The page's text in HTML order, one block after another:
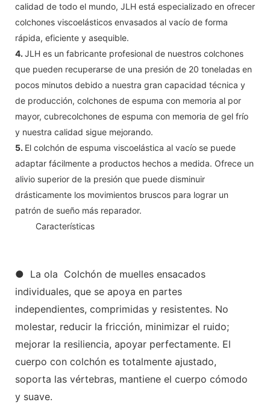
calidad de todo el mundo, JLH está especializado en ofrecer
colchones viscoelásticos envasados ​​al vacío de forma
rápida, eficiente y asequible.
4. JLH es un fabricante profesional de nuestros colchones
que pueden recuperarse de una presión de 20 toneladas en
pocos minutos debido a nuestra gran capacidad técnica y
de producción, colchones de espuma con memoria al por
mayor, cubrecolchones de espuma con memoria de gel frío
y nuestra calidad sigue mejorando.
5. El colchón de espuma viscoelástica al vacío se puede
adaptar fácilmente a productos hechos a medida. Ofrece un
alivio superior de la presión que puede disminuir
drásticamente los movimientos bruscos para lograr un
patrón de sueño más reparador.
Características
● La ola Colchón de muelles ensacados
individuales, que se apoya en partes
independientes, comprimidas y resistentes. No
molestar, reducir la fricción, minimizar el ruido;
mejorar la resiliencia, apoyar perfectamente. El
cuerpo con colchón es totalmente ajustado,
soporta las vértebras, mantiene el cuerpo cómodo
y suave.